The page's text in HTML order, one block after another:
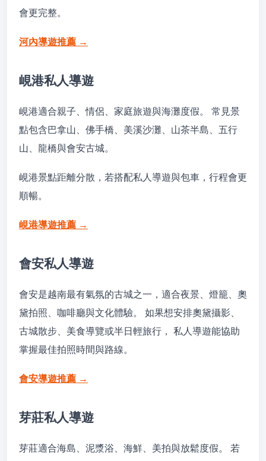
會更完整。
河內導遊推薦 →
峴港私人導遊
峴港適合親子、情侶、家庭旅遊與海灘度假。 常見景
點包含巴拿山、佛手橋、美溪沙灘、山茶半島、五行
山、龍橋與會安古城。
峴港景點距離分散，若搭配私人導遊與包車，行程會更
順暢。
峴港導遊推薦 →
會安私人導遊
會安是越南最有氣氛的古城之一，適合夜景、燈籠、奧
黛拍照、咖啡廳與文化體驗。 如果想安排奧黛攝影、
古城散步、美食導覽或半日輕旅行， 私人導遊能協助
掌握最佳拍照時間與路線。
會安導遊推薦 →
芽莊私人導遊
芽莊適合海島、泥漿浴、海鮮、美拍與放鬆度假。 若